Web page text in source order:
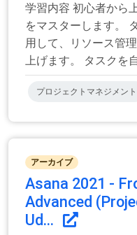
学習内容 初心者から
をマスターします。
用して、リソース管
上げます。 タスクを
プロジェクトマネジメント
アーカイブ
Asana 2021 -
Advanced
Ud...